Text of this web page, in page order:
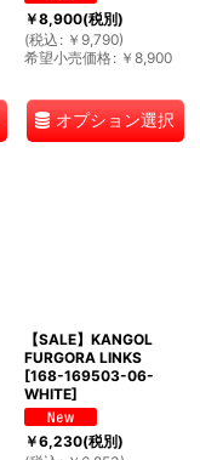
￥8,900(税別)
(税込 : ￥ 9,790)
希望小売価格: ￥ 8,900
オプション選択
【SALE】KANGOL
FURGORA LINKS
[168-169503-06-
WHITE]
￥6,230(税別)